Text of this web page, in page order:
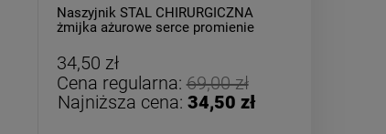
Naszyjnik STAL CHIRURGICZNA
żmijka ażurowe serce promienie
34,50 zł
Cena regularna:69,00 zł
Najniższa cena:34,50 zł